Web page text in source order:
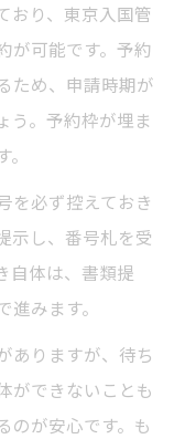
おり、東京入国管
が可能です。予約
ため、申請時期が
う。予約枠が埋ま
を必ず控えておき
示し、番号札を受
自体は、書類提
みます。
ありますが、待ち
ができないことも
のが安心です。も